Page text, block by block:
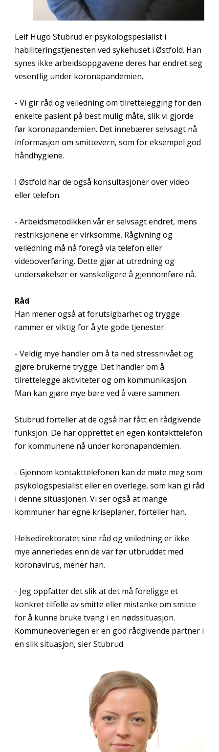
Leif Hugo Stubrud er psykologspesialist i
habiliteringstjenesten ved sykehuset i Østfold. Han
synes ikke arbeidsoppgavene deres har endret seg
vesentlig under koronapandemien.
- Vi gir råd og veiledning om tilrettelegging for den
enkelte pasient på best mulig måte, slik vi gjorde
før koronapandemien. Det innebærer selvsagt nå
informasjon om smittevern, som for eksempel god
håndhygiene.
I Østfold har de også konsultasjoner over video
eller telefon.
- Arbeidsmetodikken vår er selvsagt endret, mens
restriksjonene er virksomme. Rågivning og
veiledning må nå foregå via telefon eller
videooverføring. Dette gjør at utredning og
undersøkelser er vanskeligere å gjennomføre nå.
Råd
Han mener også at forutsigbarhet og trygge
rammer er viktig for å yte gode tjenester.
- Veldig mye handler om å ta ned stressnivået og
gjøre brukerne trygge. Det handler om å
tilrettelegge aktiviteter og om kommunikasjon.
Man kan gjøre mye bare ved å være sammen.
Stubrud forteller at de også har fått en rådgivende
funksjon. De har opprettet en egen kontakttelefon
for kommunene nå under koronapandemien.
- Gjennom kontakttelefonen kan de møte meg som
psykologspesialist eller en overlege, som kan gi råd
i denne situasjonen. Vi ser også at mange
kommuner har egne kriseplaner, forteller han.
Helsedirektoratet sine råd og veiledning er ikke
mye annerledes enn de var før utbruddet med
koronavirus, mener han.
- Jeg oppfatter det slik at det må foreligge et
konkret tilfelle av smitte eller mistanke om smitte
for å kunne bruke tvang i en nødssituasjon.
Kommuneoverlegen er en god rådgivende partner i
en slik situasjon, sier Stubrud.